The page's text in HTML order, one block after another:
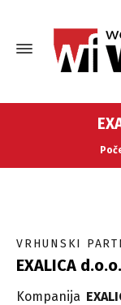
VRHUNSKI
EXALICA
Kompanija